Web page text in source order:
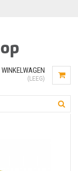
WINKELWAGEN
(LEEG)